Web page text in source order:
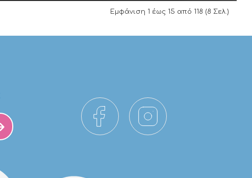
Εμφάνιση 1 έως 15 από 118 (8 Σελ.)